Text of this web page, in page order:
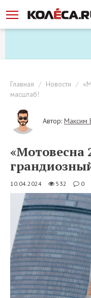
Главная Новости
масштаб!
Автор: Максим
«Мотовесна
10.04.2024 532 0